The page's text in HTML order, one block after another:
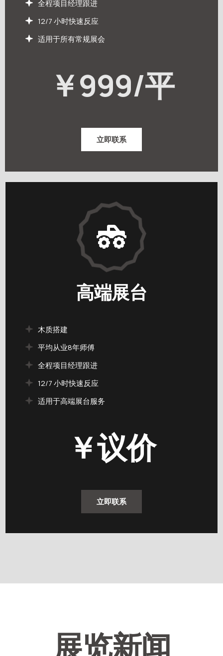
全程项目经理跟进
12/7 小时快速反应
适用于所有常规展会
￥999/平
立即联系
高端展台
木质搭建
平均从业8年师傅
全程项目经理跟进
12/7 小时快速反应
适用于高端展台服务
￥议价
立即联系
展览新闻